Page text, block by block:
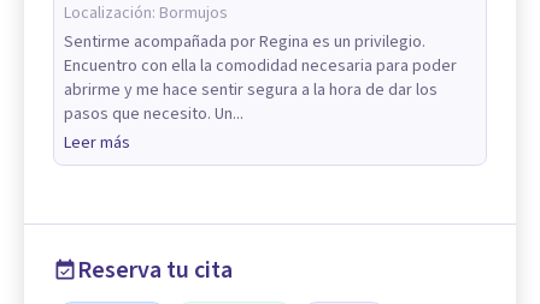
Localización: Bormujos
Sentirme acompañada por Regina es un privilegio.
Encuentro con ella la comodidad necesaria para poder
abrirme y me hace sentir segura a la hora de dar los
pasos que necesito. Un...
Leer más
Reserva tu cita